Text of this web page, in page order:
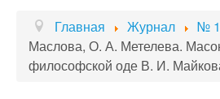
Журнал
Главная Журнал № 1
Маслова, О. А. Метелева.
философской оде В. И.